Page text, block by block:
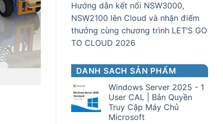
Hướng dẫn kết nối NSW3000,
NSW2100 lên Cloud và nhận điểm
thưởng cùng chương trình LET’S GO
TO CLOUD 2026
DANH SACH SẢN PHẨM
Windows Server 2025 - 1
User CAL | Bản Quyền
Truy Cập Máy Chủ
Microsoft